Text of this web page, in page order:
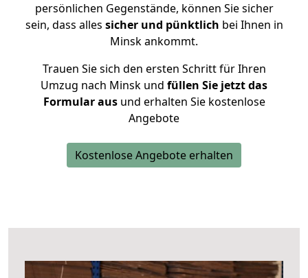
persönlichen Gegenstände, können Sie sicher
sein, dass alles sicher und pünktlich bei Ihnen in
Minsk ankommt.
Trauen Sie sich den ersten Schritt für Ihren
Umzug nach Minsk und füllen Sie jetzt das
Formular ausund erhalten Sie kostenlose
Angebote
Kostenlose Angebote erhalten